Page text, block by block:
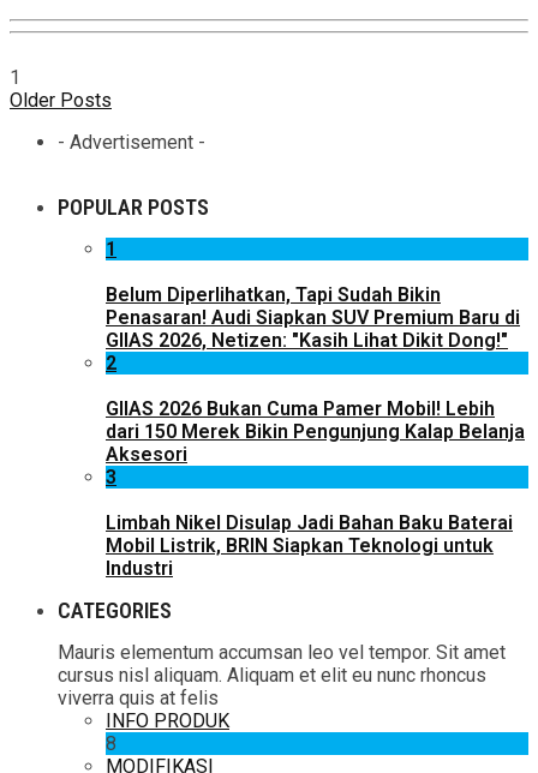
1
Older Posts
- Advertisement -
POPULAR POSTS
1
Belum Diperlihatkan, Tapi Sudah Bikin
Penasaran! Audi Siapkan SUV Premium Baru di
GIIAS 2026, Netizen: "Kasih Lihat Dikit Dong!"
2
GIIAS 2026 Bukan Cuma Pamer Mobil! Lebih
dari 150 Merek Bikin Pengunjung Kalap Belanja
Aksesori
3
Limbah Nikel Disulap Jadi Bahan Baku Baterai
Mobil Listrik, BRIN Siapkan Teknologi untuk
Industri
CATEGORIES
Mauris elementum accumsan leo vel tempor. Sit amet
cursus nisl aliquam. Aliquam et elit eu nunc rhoncus
viverra quis at felis
INFO PRODUK
8
MODIFIKASI